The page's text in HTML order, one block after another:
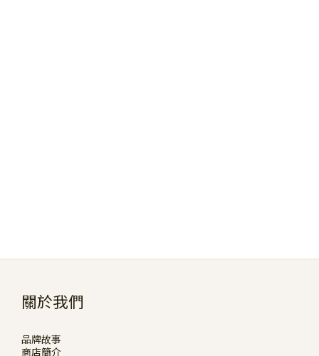
關於我們
品牌故事
商店簡介